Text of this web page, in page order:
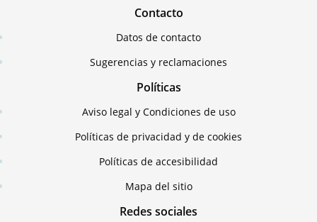
Contacto
Datos de contacto
Sugerencias y reclamaciones
Políticas
Aviso legal y Condiciones de uso
Políticas de privacidad y de cookies
Políticas de accesibilidad
Mapa del sitio
Redes sociales